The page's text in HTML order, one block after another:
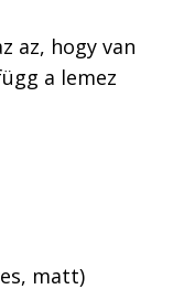
az, hogy van
a lemez
matt)